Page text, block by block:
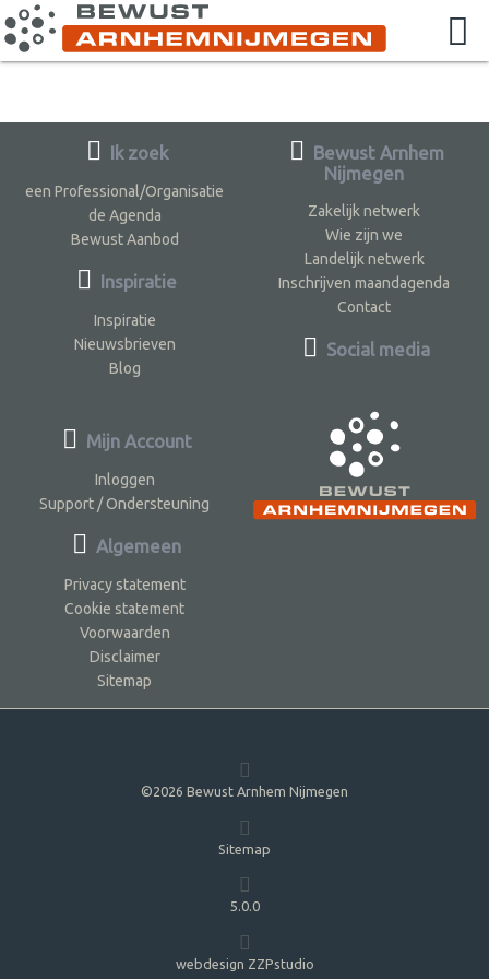
Ik zoek
een Professional/Organisatie
de Agenda
Bewust Aanbod
Inspiratie
Inspiratie
Nieuwsbrieven
Blog
Bewust Arnhem
Nijmegen
Zakelijk netwerk
Wie zijn we
Landelijk netwerk
Inschrijven maandagenda
Contact
Social media
Mijn Account
Inloggen
Support / Ondersteuning
Algemeen
Privacy statement
Cookie statement
Voorwaarden
Disclaimer
Sitemap
©2026 Bewust Arnhem Nijmegen
Sitemap
5.0.0
webdesign ZZPstudio